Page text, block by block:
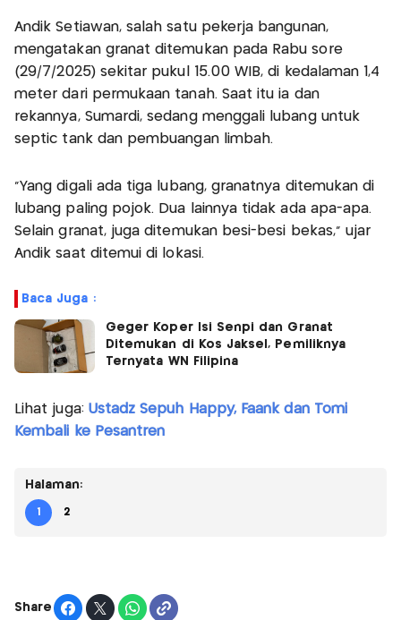
Andik Setiawan, salah satu pekerja bangunan,
mengatakan granat ditemukan pada Rabu sore
(29/7/2025) sekitar pukul 15.00 WIB, di kedalaman 1,4
meter dari permukaan tanah. Saat itu ia dan
rekannya, Sumardi, sedang menggali lubang untuk
septic tank dan pembuangan limbah.
“Yang digali ada tiga lubang, granatnya ditemukan di
lubang paling pojok. Dua lainnya tidak ada apa-apa.
Selain granat, juga ditemukan besi-besi bekas,” ujar
Andik saat ditemui di lokasi.
Baca Juga :
Geger Koper Isi Senpi dan Granat
Ditemukan di Kos Jaksel, Pemiliknya
Ternyata WN Filipina
Lihat juga: Ustadz Sepuh Happy, Faank dan Tomi
Kembali ke Pesantren
Halaman:
1 2
Share